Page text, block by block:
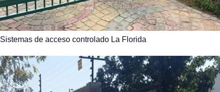
Sistemas de acceso controlado La Florida